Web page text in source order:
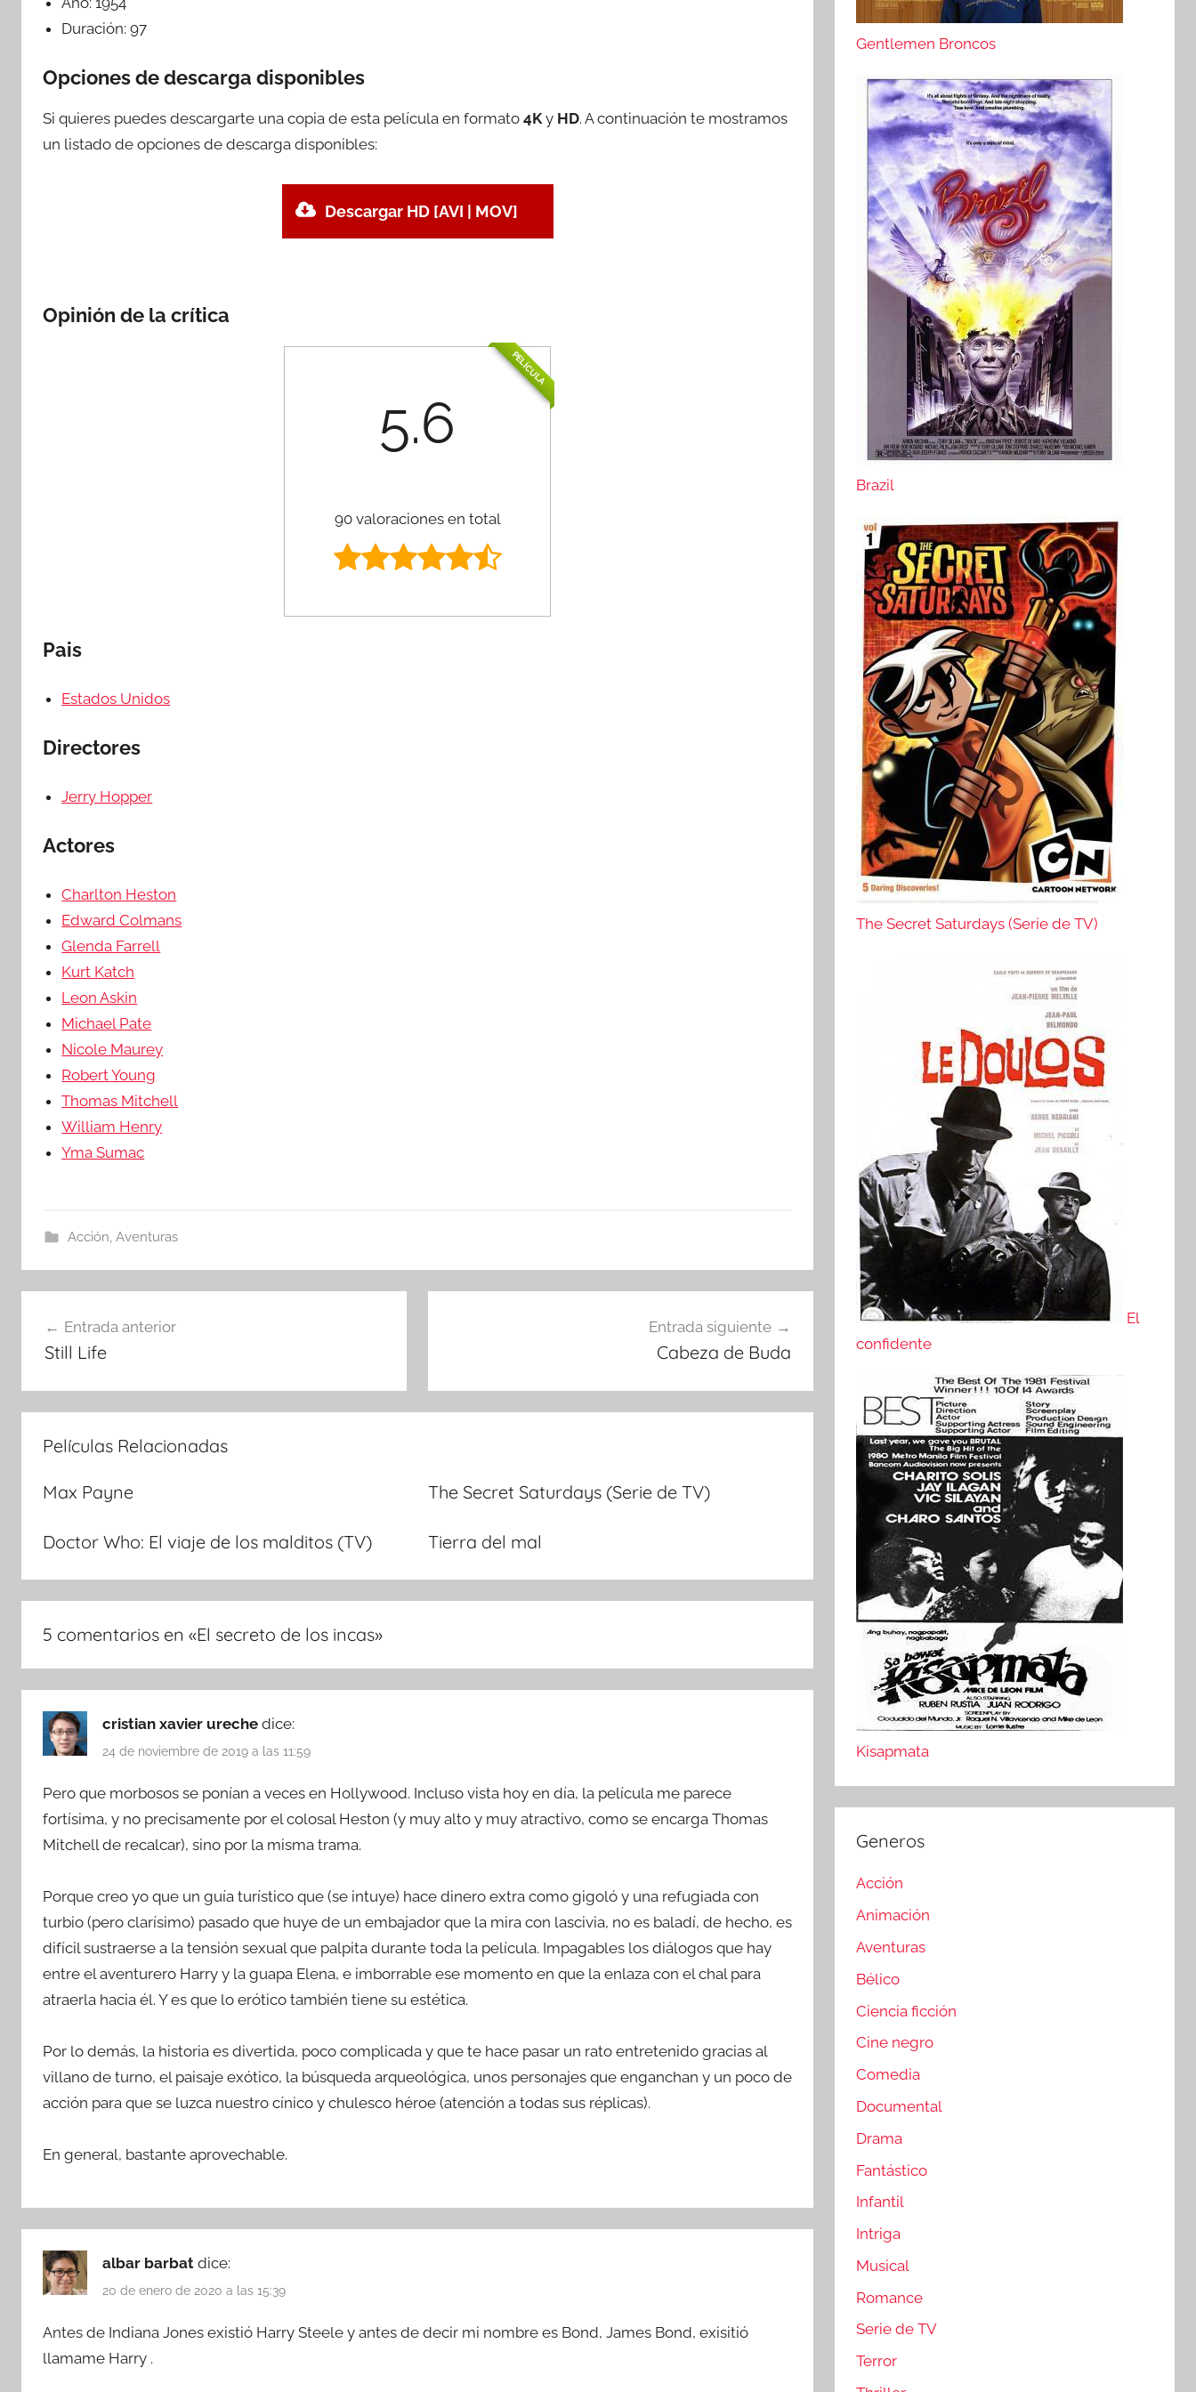
Duración:97
Opciones de descarga disponibles
Si quieres puedes descargarte una copia de esta película en formato 4Ky HD. A continuación te mostramos
un listado de opciones de descarga disponibles:
Descargar HD [AVI | MOV]
Opinión de la crítica
PELÍCULA
5.6
90 valoraciones en total
Pais
Estados Unidos
Directores
Jerry Hopper
Actores
Charlton Heston
Edward Colmans
Glenda Farrell
Kurt Katch
Leon Askin
Michael Pate
Nicole Maurey
Robert Young
Thomas Mitchell
William Henry
Yma Sumac
Acción, Aventuras
Navegación
de
entradas
Entrada anterior
Still Life
Entrada siguiente
Cabeza de Buda
Películas Relacionadas
Max Payne The Secret Saturdays (Serie de TV)
Doctor Who: El viaje de los malditos (TV) Tierra del mal
5 comentarios en «El secreto de los incas»
cristian xavier ureche dice:
24 de noviembre de 2019 a las 11:59
Pero que morbosos se ponían a veces en Hollywood. Incluso vista hoy en día, la película me parece
fortísima, y no precisamente por el colosal Heston (y muy alto y muy atractivo, como se encarga Thomas
Mitchell de recalcar), sino por la misma trama.
Porque creo yo que un guía turístico que (se intuye) hace dinero extra como gigoló y una refugiada con
turbio (pero clarísimo) pasado que huye de un embajador que la mira con lascivia, no es baladí, de hecho, es
difícil sustraerse a la tensión sexual que palpita durante toda la película. Impagables los diálogos que hay
entre el aventurero Harry y la guapa Elena, e imborrable ese momento en que la enlaza con el chal para
atraerla hacia él. Y es que lo erótico también tiene su estética.
Por lo demás, la historia es divertida, poco complicada y que te hace pasar un rato entretenido gracias al
villano de turno, el paisaje exótico, la búsqueda arqueológica, unos personajes que enganchan y un poco de
acción para que se luzca nuestro cínico y chulesco héroe (atención a todas sus réplicas).
En general, bastante aprovechable.
albar barbat dice:
20 de enero de 2020 a las 15:39
Antes de Indiana Jones existió Harry Steele y antes de decir mi nombre es Bond, James Bond, exisitió
llamame Harry .
Gentlemen Broncos
Brazil
The Secret Saturdays (Serie de TV)
El
confidente
Kisapmata
Generos
Acción
Animación
Aventuras
Bélico
Ciencia ficción
Cine negro
Comedia
Documental
Drama
Fantástico
Infantil
Intriga
Musical
Romance
Serie de TV
Terror